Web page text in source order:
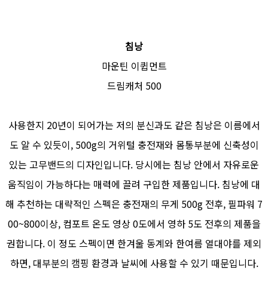
침낭
마운틴 이큅먼트
드림캐처 500
사용한지 20년이 되어가는 저의 분신과도 같은 침낭은 이름에서
도 알 수 있듯이, 500g의 거위털 충전재와 몸통부분에 신축성이
있는 고무밴드의 디자인입니다. 당시에는 침낭 안에서 자유로운
움직임이 가능하다는 매력에 끌려 구입한 제품입니다. 침낭에 대
해 추천하는 대략적인 스펙은 충전재의 무게 500g 전후, 필파워 7
00~800이상, 컴포트 온도 영상 0도에서 영하 5도 전후의 제품을
권합니다. 이 정도 스펙이면 한겨울 동계와 한여름 열대야를 제외
하면, 대부분의 캠핑 환경과 날씨에 사용할 수 있기 때문입니다.